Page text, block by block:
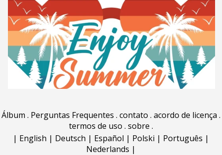
Álbum . Perguntas Frequentes . contato . acordo de licença .
termos de uso . sobre .
| English | Deutsch | Español | Polski | Português |
Nederlands |